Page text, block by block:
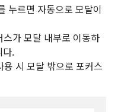
누르면 자동으로 모달이
가 모달 내부로 이동하
다.
시 모달 밖으로 포커스